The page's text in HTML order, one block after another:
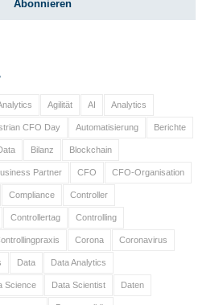
Agilität AI Analytics
CFO Day Automatisierung Berichte
Bilanz Blockchain
Partner CFO CFO-Organisation
Compliance Controller
Controllertag Controlling
Corona Coronavirus
Data Data Analytics
Science Data Scientist Daten